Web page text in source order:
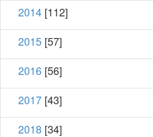
2014 [112]
2015 [57]
2016 [56]
2017 [43]
2018 [34]